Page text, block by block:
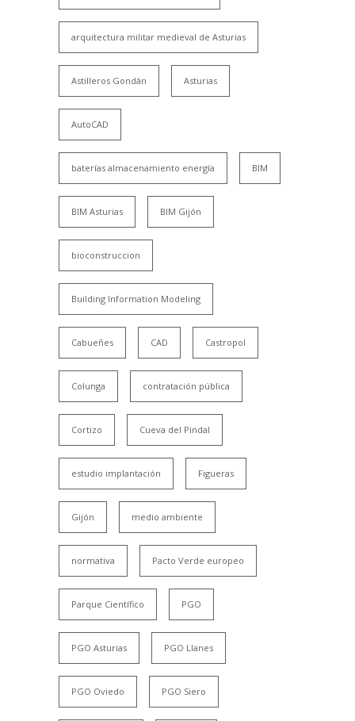
arquitectura militar medieval de Asturias
Astilleros Gondán Asturias
AutoCAD
baterías almacenamiento energía BIM
BIM Asturias BIM Gijón
bioconstruccion
Building Information Modeling
Cabueñes CAD Castropol
Colunga contratación pública
Cortizo Cueva del Pindal
estudio implantación Figueras
Gijón medio ambiente
normativa Pacto Verde europeo
Parque Científico PGO
PGO Asturias PGO Llanes
PGO Oviedo PGO Siero